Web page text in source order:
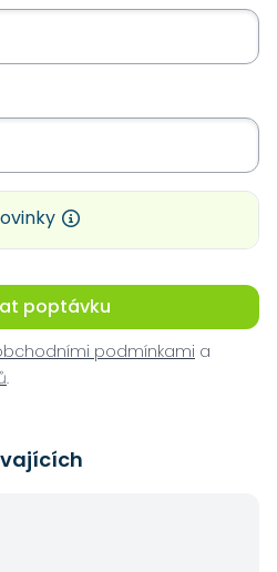
poptávku
podmínkami a
.